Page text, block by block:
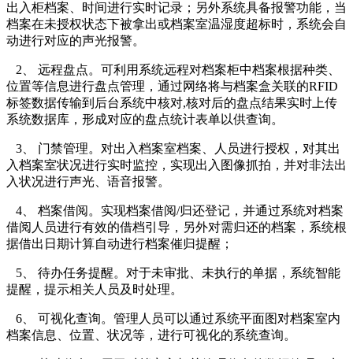
出入柜档案、时间进行实时记录；另外系统具备报警功能，当
档案在未授权状态下被拿出或档案室温湿度超标时，系统会自
动进行对应的声光报警。
2、 远程盘点。可利用系统远程对档案柜中档案根据种类、
位置等信息进行盘点管理，通过网络将与档案盒关联的RFID
标签数据传输到后台系统中核对,核对后的盘点结果实时上传
系统数据库，形成对应的盘点统计表单以供查询。
3、 门禁管理。对出入档案室档案、人员进行授权，对其出
入档案室状况进行实时监控，实现出入图像抓拍，并对非法出
入状况进行声光、语音报警。
4、 档案借阅。实现档案借阅/归还登记，并通过系统对档案
借阅人员进行有效的借档引导，另外对需归还的档案，系统根
据借出日期计算自动进行档案催归提醒；
5、 待办任务提醒。对于未审批、未执行的单据，系统智能
提醒，提示相关人员及时处理。
6、 可视化查询。管理人员可以通过系统平面图对档案室内
档案信息、位置、状况等，进行可视化的系统查询。